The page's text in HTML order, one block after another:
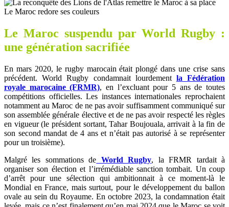
Le Maroc redore ses couleurs
Le Maroc suspendu par World Rugby :
une génération sacrifiée
En mars 2020, le rugby marocain était plongé dans une crise sans
précédent. World Rugby condamnait lourdement la Fédération
royale marocaine (FRMR), en l’excluant pour 5 ans de toutes
compétitions officielles. Les instances internationales reprochaient
notamment au Maroc de ne pas avoir suffisamment communiqué sur
son assemblée générale élective et de ne pas avoir respecté les règles
en vigueur (le président sortant, Tahar Boujouala, arrivait à la fin de
son second mandat de 4 ans et n’était pas autorisé à se représenter
pour un troisième).
Malgré les sommations de World Rugby, la FRMR tardait à
organiser son élection et l’irrémédiable sanction tombait. Un coup
d’arrêt pour une sélection qui ambitionnait à ce moment-là le
Mondial en France, mais surtout, pour le développement du ballon
ovale au sein du Royaume. En octobre 2023, la condamnation était